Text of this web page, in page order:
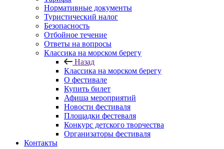
Нормативные документы
Туристический налог
Безопасность
Отбойное течение
Ответы на вопросы
Классика на морском берегу
Назад
Классика на морском берегу
О фестивале
Купить билет
Афиша мероприятий
Новости фестиваля
Площадки фестеваля
Конкурс детского творчества
Организаторы фестиваля
Контакты